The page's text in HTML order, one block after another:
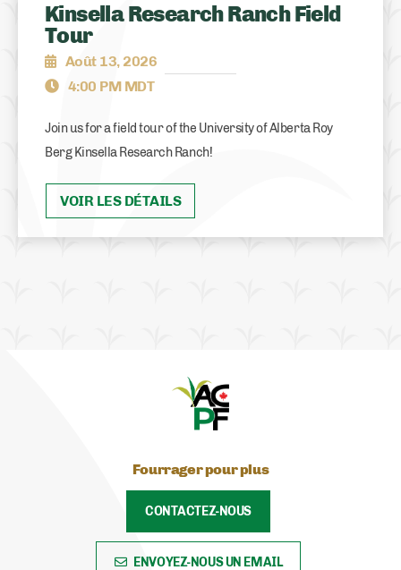
Kinsella Research Ranch Field
Tour
Août 13, 2026
4:00 PM MDT
Join us for a field tour of the University of Alberta Roy
Berg Kinsella Research Ranch!
VOIR LES DÉTAILS
Fourrager pour plus
CONTACTEZ-NOUS
ENVOYEZ-NOUS UN EMAIL